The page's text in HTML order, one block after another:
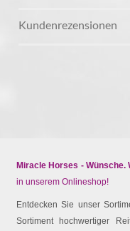
Kundenrezensionen
Miracle Horses - Wünsche.
in unserem Onlineshop!
Entdecken Sie unser
Sortiment hochwertiger